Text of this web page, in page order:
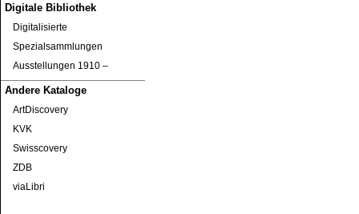
Digitale Bibliothek
Digitalisierte
Spezialsammlungen
Ausstellungen 1910 ‒
Andere Kataloge
ArtDiscovery
KVK
Swisscovery
ZDB
viaLibri